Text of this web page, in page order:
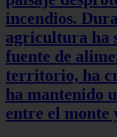
incendios.
agricultura ha
fuente de
territorio, ha
ha mantenido
entre el monte